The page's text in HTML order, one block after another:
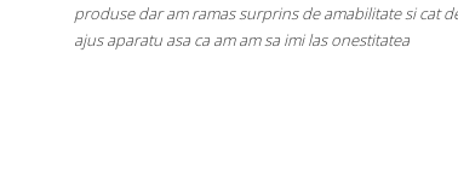
produse dar am ramas surprins de amabilitate si cat
ajus aparatu asa ca am am sa imi las onestitatea